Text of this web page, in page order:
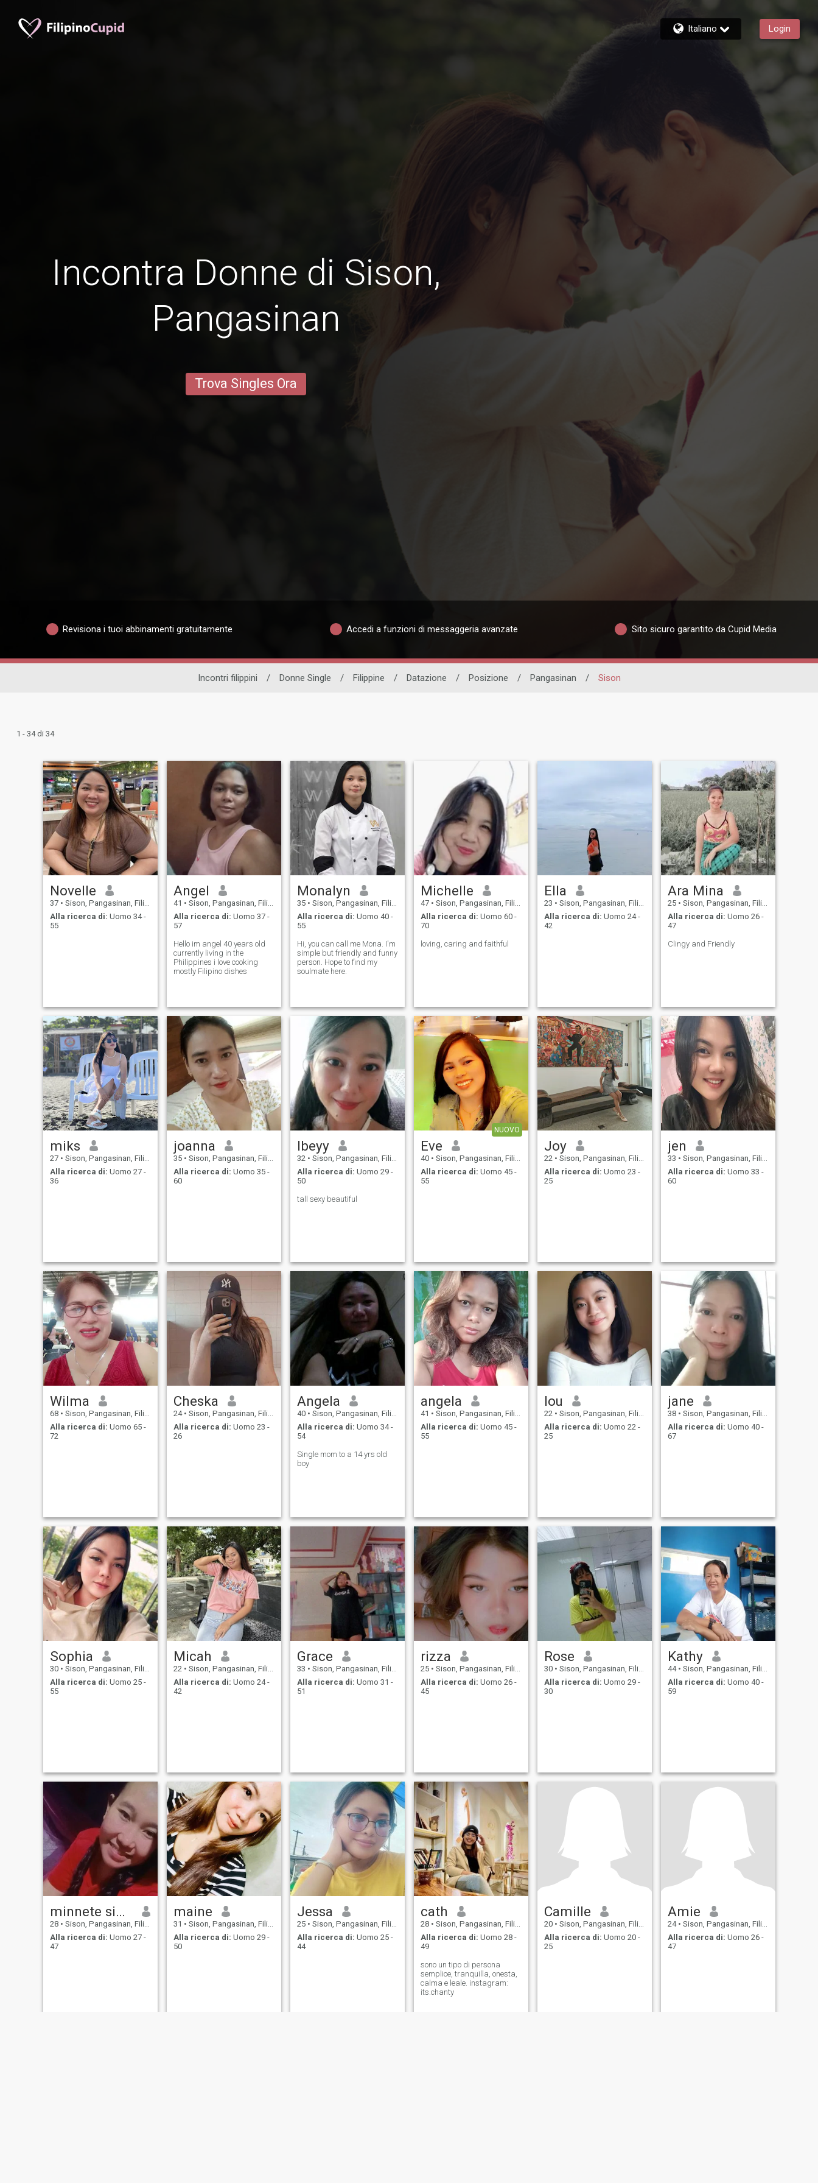
Italiano Login
Incontra Donne di Sison,
Pangasinan
Trova Singles Ora
Revisiona i tuoi abbinamenti gratuitamente Accedi a funzioni di messaggeria avanzate Sito sicuro garantito da Cupid Media
Incontri filippini / Donne Single / Filippine / Datazione / Posizione / Pangasinan / Sison
1 - 34 di 34
Novelle
37 • Sison, Pangasinan, Filippine
Alla ricerca di: Uomo 34 -
55
Angel
41 • Sison, Pangasinan, Filippine
Alla ricerca di: Uomo 37 -
57
Hello im angel 40 years old
currently living in the
Philippines i love cooking
mostly Filipino dishes
Monalyn
35 • Sison, Pangasinan, Filippine
Alla ricerca di: Uomo 40 -
55
Hi, you can call me Mona. I'm
simple but friendly and funny
person. Hope to find my
soulmate here.
Michelle
47 • Sison, Pangasinan, Filippine
Alla ricerca di: Uomo 60 -
70
loving, caring and faithful
Ella
23 • Sison, Pangasinan, Filippine
Alla ricerca di: Uomo 24 -
42
Ara Mina
25 • Sison, Pangasinan, Filippine
Alla ricerca di: Uomo 26 -
47
Clingy and Friendly
miks
27 • Sison, Pangasinan, Filippine
Alla ricerca di: Uomo 27 -
36
joanna
35 • Sison, Pangasinan, Filippine
Alla ricerca di: Uomo 35 -
60
lbeyy
32 • Sison, Pangasinan, Filippine
Alla ricerca di: Uomo 29 -
50
tall sexy beautiful
NUOVO
Eve
40 • Sison, Pangasinan, Filippine
Alla ricerca di: Uomo 45 -
55
Joy
22 • Sison, Pangasinan, Filippine
Alla ricerca di: Uomo 23 -
25
jen
33 • Sison, Pangasinan, Filippine
Alla ricerca di: Uomo 33 -
60
Wilma
68 • Sison, Pangasinan, Filippine
Alla ricerca di: Uomo 65 -
72
Cheska
24 • Sison, Pangasinan, Filippine
Alla ricerca di: Uomo 23 -
26
Angela
40 • Sison, Pangasinan, Filippine
Alla ricerca di: Uomo 34 -
54
Single mom to a 14 yrs old
boy
angela
41 • Sison, Pangasinan, Filippine
Alla ricerca di: Uomo 45 -
55
lou
22 • Sison, Pangasinan, Filippine
Alla ricerca di: Uomo 22 -
25
jane
38 • Sison, Pangasinan, Filippine
Alla ricerca di: Uomo 40 -
67
Sophia
30 • Sison, Pangasinan, Filippine
Alla ricerca di: Uomo 25 -
55
Micah
22 • Sison, Pangasinan, Filippine
Alla ricerca di: Uomo 24 -
42
Grace
33 • Sison, Pangasinan, Filippine
Alla ricerca di: Uomo 31 -
51
rizza
25 • Sison, Pangasinan, Filippine
Alla ricerca di: Uomo 26 -
45
Rose
30 • Sison, Pangasinan, Filippine
Alla ricerca di: Uomo 29 -
30
Kathy
44 • Sison, Pangasinan, Filippine
Alla ricerca di: Uomo 40 -
59
minnete sigrid
28 • Sison, Pangasinan, Filippine
Alla ricerca di: Uomo 27 -
47
maine
31 • Sison, Pangasinan, Filippine
Alla ricerca di: Uomo 29 -
50
Jessa
25 • Sison, Pangasinan, Filippine
Alla ricerca di: Uomo 25 -
44
cath
28 • Sison, Pangasinan, Filippine
Alla ricerca di: Uomo 28 -
49
sono un tipo di persona
semplice, tranquilla, onesta,
calma e leale. instagram:
its.chanty
Camille
20 • Sison, Pangasinan, Filippine
Alla ricerca di: Uomo 20 -
25
Amie
24 • Sison, Pangasinan, Filippine
Alla ricerca di: Uomo 26 -
47